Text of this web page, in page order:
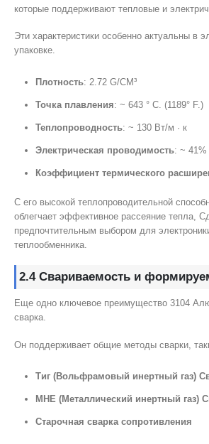
которые поддерживают тепловые и
Эти характеристики особенно актуальны в
упаковке.
Плотность: 2.72 G/CM³
Точка плавления: ~ 643 ° C. (1189° F.)
Теплопроводность: ~ 130 Вт/м · к
Электрическая проводимость: ~ 41%
Коэффициент термического
С его высокой теплопроводительной
облегчает эффективное рассеяние тепла,
предпочтительным выбором для
теплообменника.
2.4 Свариваемость и
Еще одно ключевое преимущество 3104
сварка.
Он поддерживает общие методы сварки,
Тиг (Вольфрамовый инертный газ)
МНЕ (Металлический инертный газ)
Старочная сварка сопротивления